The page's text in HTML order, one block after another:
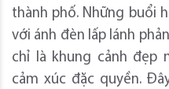
thành phố. Những buổi
với ánh đèn lấp lánh
chỉ là khung cảnh đẹp
cảm xúc đặc quyền.